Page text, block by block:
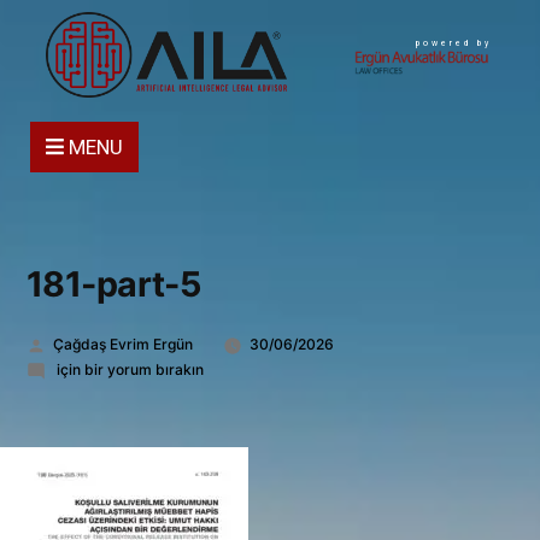
powered by
MENU
181-part-5
Gönderen:
Çağdaş Evrim Ergün
30/06/2026
181-
için bir yorum bırakın